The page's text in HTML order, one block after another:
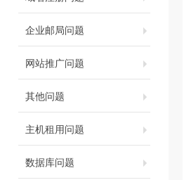
企业邮局问题
网站推广问题
其他问题
主机租用问题
数据库问题